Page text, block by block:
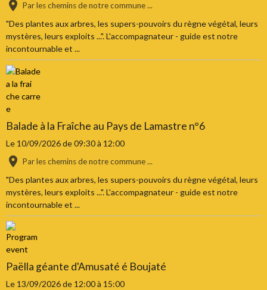
Par les chemins de notre commune ...
"Des plantes aux arbres, les supers-pouvoirs du règne végétal, leurs
mystères, leurs exploits ...". L'accompagnateur - guide est notre
incontournable et ...
Balade à la Fraîche au Pays de Lamastre n°6
Le 10/09/2026de 09:30à 12:00
Par les chemins de notre commune ...
"Des plantes aux arbres, les supers-pouvoirs du règne végétal, leurs
mystères, leurs exploits ...". L'accompagnateur - guide est notre
incontournable et ...
Paëlla géante d'Amusaté é Boujaté
Le 13/09/2026de 12:00à 15:00